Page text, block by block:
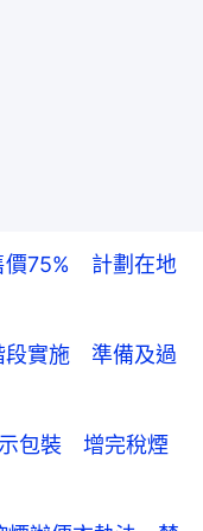
價75% 計劃在地
段實施 準備及過
示包裝 增完稅煙